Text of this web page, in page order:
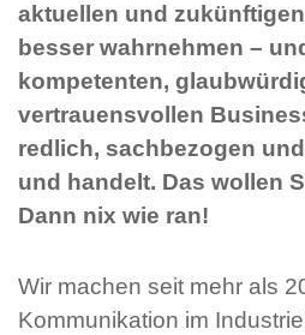
aktuellen und
besser wahrnehmen –
kompetenten,
vertrauensvollen
redlich, sachbezogen
und handelt. Das wollen
Dann nix wie ran!
Wir machen seit mehr als
Kommunikation im